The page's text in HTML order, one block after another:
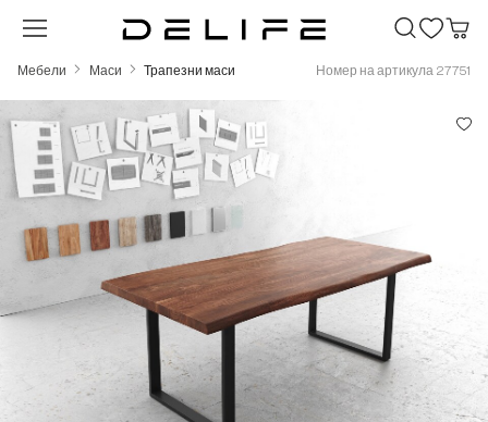
Преминете към основното съдържание
Мебели Маси Трапезни маси Номер на артикула 27751
Пропуснете галерия с изображения